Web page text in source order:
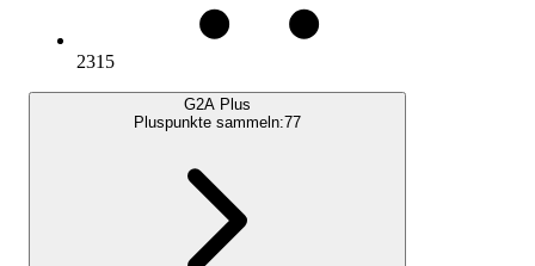
2315
G2A Plus
Pluspunkte sammeln:77